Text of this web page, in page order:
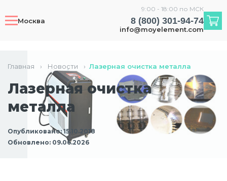
Москва
9:00 - 18:00 по МСК
8 (800) 301-94-74
info@moyelement.com
Главная › Новости › Лазерная очистка металла
Лазерная очистка
металла
Опубликовано: 15.10.2018
Обновлено: 09.06.2026